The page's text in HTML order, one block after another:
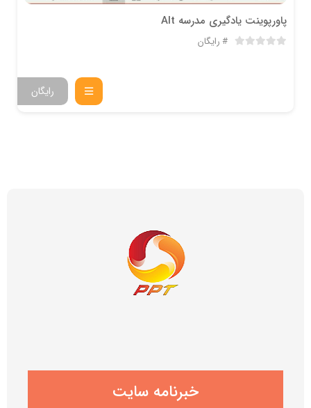
پاورپوینت یادگیری مدرسه Alt
رایگان
رایگان
خبرنامه سایت